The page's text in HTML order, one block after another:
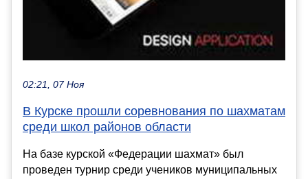
02:21, 07 Ноя
В Курске прошли соревнования по шахматам
среди школ районов области
На базе курской «Федерации шахмат» был
проведен турнир среди учеников муниципальных